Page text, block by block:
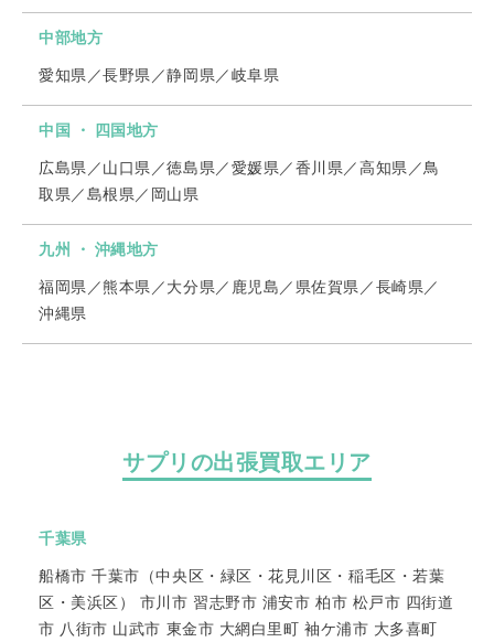
中部地方
愛知県／長野県／静岡県／岐阜県
中国 ・ 四国地方
広島県／山口県／徳島県／愛媛県／香川県／高知県／鳥
取県／島根県／岡山県
九州 ・ 沖縄地方
福岡県／熊本県／大分県／鹿児島／県佐賀県／長崎県／
沖縄県
サプリの出張買取エリア
千葉県
船橋市 千葉市（中央区・緑区・花見川区・稲毛区・若葉
区・美浜区） 市川市 習志野市 浦安市 柏市 松戸市 四街道
市 八街市 山武市 東金市 大網白里町 袖ケ浦市 大多喜町